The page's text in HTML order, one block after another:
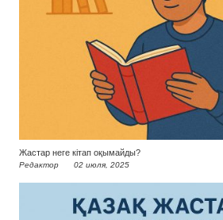
Жастар неге кітап оқымайды?
Редактор 02 июля, 2025